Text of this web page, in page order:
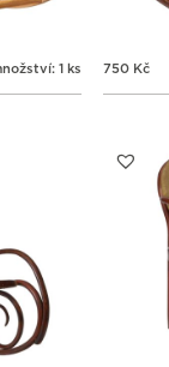
1 ks 750 Kč